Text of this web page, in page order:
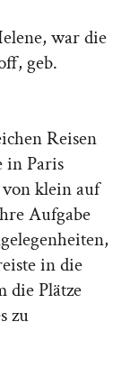
war die
geb.
Reisen
in Paris
klein auf
Aufgabe
in die
die Plätze
zu